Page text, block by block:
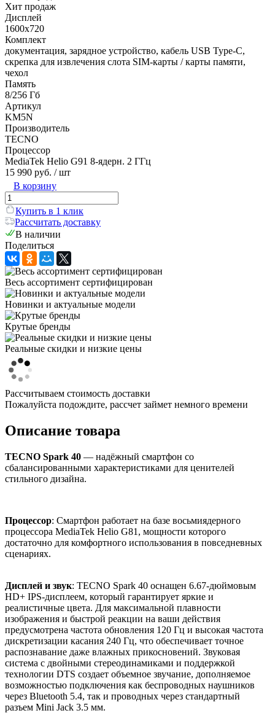
Хит продаж
Дисплей
1600x720
Комплект
документация, зарядное устройство, кабель USB Type-C,
скрепка для извлечения слота SIM-карты / карты памяти,
чехол
Память
8/256 Гб
Артикул
KM5N
Производитель
TECNO
Процессор
MediaTek Helio G91 8-ядерн. 2 ГГц
15 990 руб. / шт
В корзину
Купить в 1 клик
Рассчитать доставку
В наличии
Поделиться
Весь ассортимент сертифицирован
Новинки и актуальные модели
Крутые бренды
Реальные скидки и низкие цены
Рассчитываем стоимость доставки
Пожалуйста подождите, рассчет займет немного времени
Описание товара
TECNO Spark 40 — надёжный смартфон со
сбалансированными характеристиками для ценителей
стильного дизайна.
Процессор: Смартфон работает на базе восьмиядерного
процессора MediaTek Helio G81, мощности которого
достаточно для комфортного использования в повседневных
сценариях.
Дисплей и звук: TECNO Spark 40 оснащен 6.67-дюймовым
HD+ IPS-дисплеем, который гарантирует яркие и
реалистичные цвета. Для максимальной плавности
изображения и быстрой реакции на ваши действия
предусмотрена частота обновления 120 Гц и высокая частота
дискретизации касания 240 Гц, что обеспечивает точное
распознавание даже влажных прикосновений. Звуковая
система с двойными стереодинамиками и поддержкой
технологии DTS создает объемное звучание, дополняемое
возможностью подключения как беспроводных наушников
через Bluetooth 5.4, так и проводных через стандартный
разъем Mini Jack 3.5 мм.